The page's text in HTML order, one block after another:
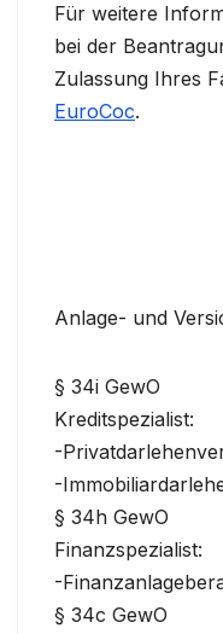
Für weitere
bei der
Zulassung Ihres
EuroCoc.
Anlage- und
§ 34i GewO
Kreditspezialist:
-
-
§ 34h GewO
Finanzspezialist:
-
§ 34c GewO